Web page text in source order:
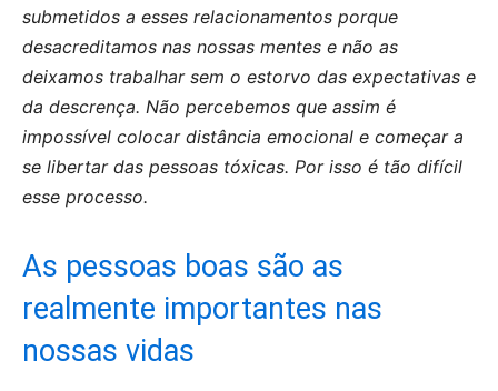
submetidos a esses relacionamentos porque
desacreditamos nas nossas mentes e não as
deixamos trabalhar sem o estorvo das expectativas e
da descrença. Não percebemos que assim é
impossível colocar distância emocional e começar a
se libertar das pessoas tóxicas. Por isso é tão difícil
esse processo.
As pessoas boas são as
realmente importantes nas
nossas vidas